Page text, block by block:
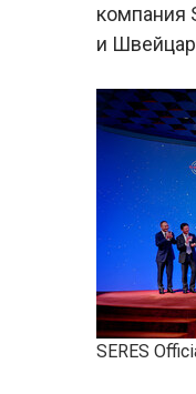
компания
и
SERES